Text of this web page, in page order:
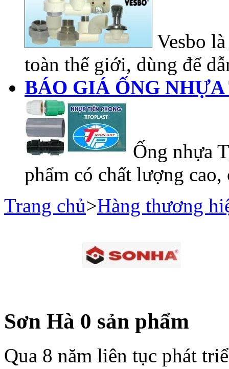
Vesbo
toàn thế giới, dùng để
BÁO GIÁ ỐNG
Ống nhựa
phẩm có chất lượng cao,
Trang chủ>Hàng thương
Sơn Hà 0 sản phẩm
Qua 8 năm liên tục phát